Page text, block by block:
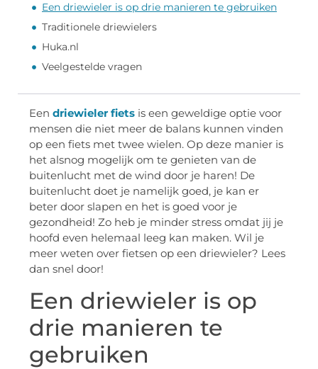
Een driewieler is op drie manieren te gebruiken
Traditionele driewielers
Huka.nl
Veelgestelde vragen
Een driewieler fiets is een geweldige optie voor
mensen die niet meer de balans kunnen vinden
op een fiets met twee wielen. Op deze manier is
het alsnog mogelijk om te genieten van de
buitenlucht met de wind door je haren! De
buitenlucht doet je namelijk goed, je kan er
beter door slapen en het is goed voor je
gezondheid! Zo heb je minder stress omdat jij je
hoofd even helemaal leeg kan maken. Wil je
meer weten over fietsen op een driewieler? Lees
dan snel door!
Een driewieler is op
drie manieren te
gebruiken